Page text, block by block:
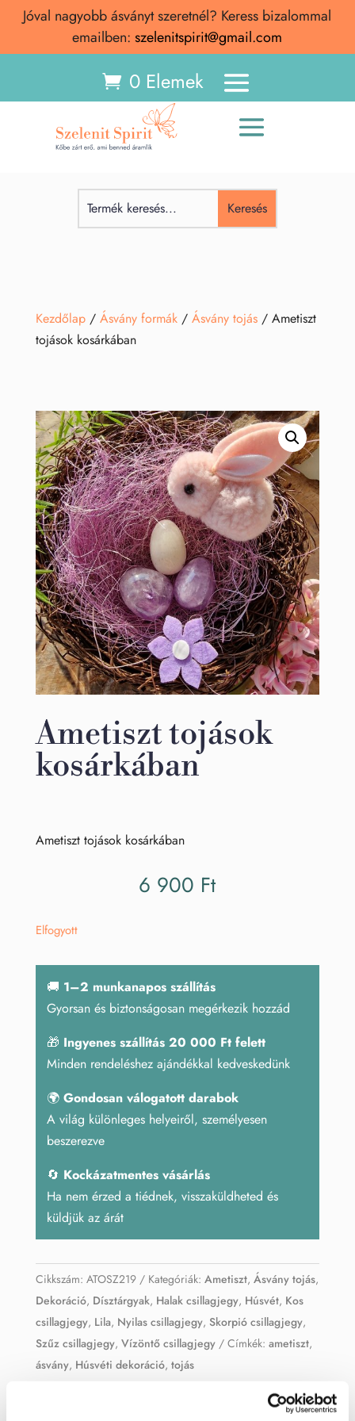
Jóval nagyobb ásványt szeretnél? Keress bizalommal
emailben: szelenitspirit@gmail.com
0 Elemek
Kezdőlap/ Ásvány formák/ Ásvány tojás/ Ametiszt
tojások kosárkában
Ametiszt tojások
kosárkában
Ametiszt tojások kosárkában
6 900 Ft
Elfogyott
🚚 1–2 munkanapos szállítás
Gyorsan és biztonságosan megérkezik hozzád
🎁 Ingyenes szállítás 20 000 Ft felett
Minden rendeléshez ajándékkal kedveskedünk
🌍 Gondosan válogatott darabok
A világ különleges helyeiről, személyesen
beszerezve
🔄 Kockázatmentes vásárlás
Ha nem érzed a tiédnek, visszaküldheted és
küldjük az árát
Cikkszám: ATOSZ219 Kategóriák: Ametiszt, Ásvány tojás,
Dekoráció, Dísztárgyak, Halak csillagjegy, Húsvét, Kos
csillagjegy, Lila, Nyilas csillagjegy, Skorpió csillagjegy,
Szűz csillagjegy, Vízöntő csillagjegy Címkék: ametiszt,
ásvány, Húsvéti dekoráció, tojás